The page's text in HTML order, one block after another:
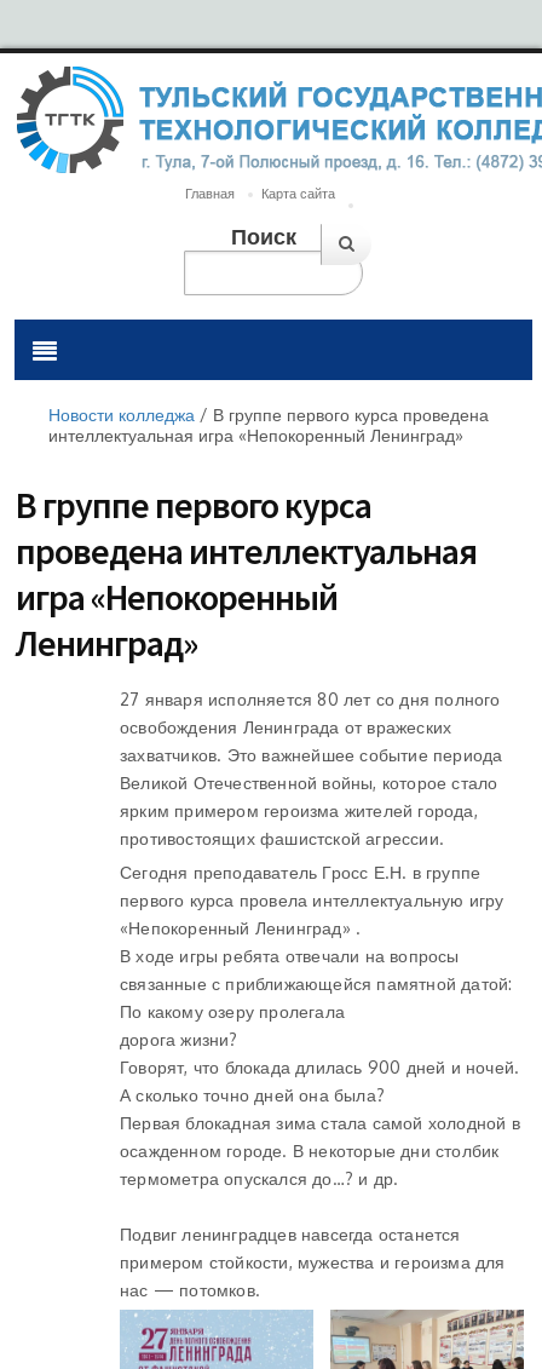
Главная Карта сайта
Поиск
Новости колледжа / В группе первого курса проведена
интеллектуальная игра «Непокоренный Ленинград»
В группе первого курса
проведена интеллектуальная
игра «Непокоренный
Ленинград»
27 января исполняется 80 лет со дня полного
освобождения Ленинграда от вражеских
захватчиков. Это важнейшее событие периода
Великой Отечественной войны, которое стало
ярким примером героизма жителей города,
противостоящих фашистской агрессии.
Сегодня преподаватель Гросс Е.Н. в группе
первого курса провела интеллектуальную игру
«Непокоренный Ленинград» .
В ходе игры ребята отвечали на вопросы
связанные с приближающейся памятной датой:
По какому озеру пролегала
дорога жизни?
Говорят, что блокада длилась 900 дней и ночей.
А сколько точно дней она была?
Первая блокадная зима стала самой холодной в
осажденном городе. В некоторые дни столбик
термометра опускался до…? и др.
Подвиг ленинградцев навсегда останется
примером стойкости, мужества и героизма для
нас — потомков.